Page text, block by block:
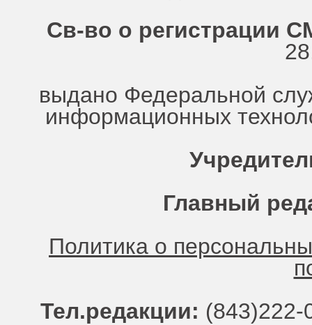
Св-во о регистрации
выдано Федеральной
информационных
Главный
Политика о
Тел.редакции: